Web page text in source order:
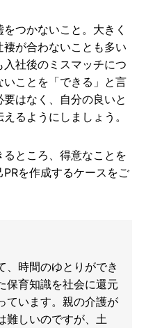
つかないこと。大きく
が合わないことも多い
社後のミスマッチにつ
ことを「できる」と言
はなく、自分の良いと
るようにしましょう。
ところ、得意なことを
を作成するケースをご
、時間のゆとりができ
保育知識を社会に還元
ています。親の介護が
難しいのですが、土